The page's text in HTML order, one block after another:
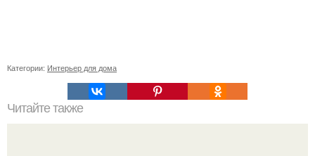
Категории: Интерьер для дома
Читайте также